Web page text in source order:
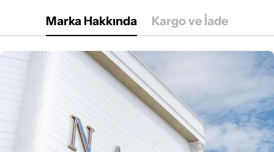
Marka Hakkında Kargo ve İade